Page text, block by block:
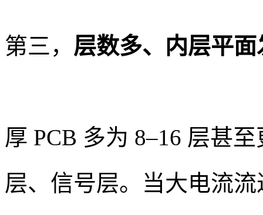
第三， 层数多、内层平
厚 PCB 多为 8–16 层甚
层、信号层。当大电流